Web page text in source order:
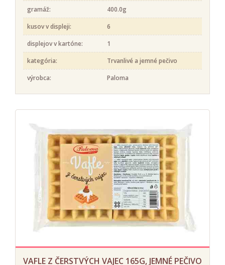
gramáž:
400.0g
kusov v displeji:
6
displejov v kartóne:
1
kategória:
Trvanlivé a jemné pečivo
výrobca:
Paloma
VAFLE Z ČERSTVÝCH VAJEC 165G, JEMNÉ PEČIVO